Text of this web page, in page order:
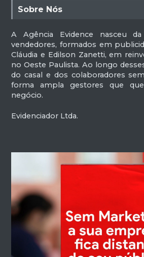
Sobre Nós
A Agência Evidence nasceu
vendedores, formados em
Cláudia e Edilson Zanetti, em
no Oeste Paulista. Ao longo
do casal e dos colaboradores
forma ampla gestores que
negócio.
Evidenciador Ltda.